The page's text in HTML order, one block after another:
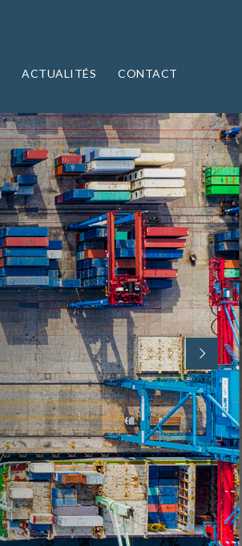
ACTUALITÉS CONTACT